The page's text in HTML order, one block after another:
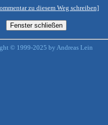
zu diesem Weg schreiben]
© 1999-2025 by Andreas Lein